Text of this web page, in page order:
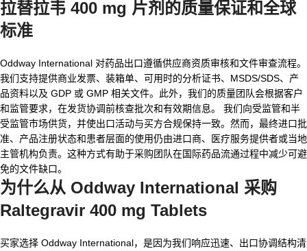
拉替拉韦 400 mg 片剂 的质量保证和全球
标准
Oddway International 对药品出口遵循供应商资质审核和文件审查流程。
我们支持提供商业发票、装箱单、可用时的分析证书、MSDS/SDS、产
品资料以及 GDP 或 GMP 相关文件。此外，我们的质量团队会根据客户
和监管要求，在发货协调前核查批次和有效期信息。 我们向受监管和半
受监管市场供货，并使出口活动与买方合规保持一致。然而，最终进口批
准、产品注册状态和患者层面的使用仍由进口商、医疗服务提供者或当地
主管机构负责。这种方式有助于采购团队在国际药品流通过程中减少可避
免的文件缺口。
为什么从 Oddway International 采购
Raltegravir 400 mg Tablets
买家选择 Oddway International，是因为我们响应迅速、出口协调结构清